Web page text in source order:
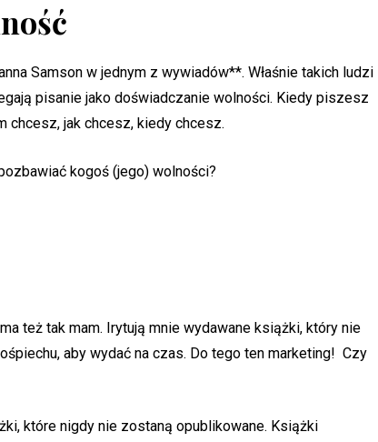
Samson w jednym z wywiadów**. Właśnie takich ludzi
pisanie jako doświadczanie wolności. Kiedy piszesz
chcesz, jak chcesz, kiedy chcesz.
kogoś (jego) wolności?
też tak mam. Irytują mnie wydawane książki, który nie
aby wydać na czas. Do tego ten marketing! Czy
które nigdy nie zostaną opublikowane. Książki